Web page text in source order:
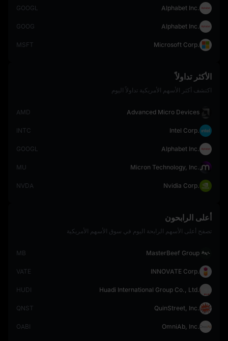
Alphabet Inc.
GOOGL
Alphabet Inc.
GOOG
Microsoft Corp.
MSFT
الأكثر تداولاً
اكتشف أكثر الأسهم الأمريكية تداولاً اليوم
Advanced Micro Devices
AMD
Intel Corp.
INTC
Alphabet Inc.
GOOGL
Micron Technology, Inc.
MU
Nvidia Corp.
NVDA
أعلى الرابحون
تصفح أعلى الأسهم الرابحة اليوم في سوق الأسهم الأمريكية
MasterBeef Group
MB
INNOVATE Corp.
VATE
Huadi International Group Co., Ltd.
HUDI
QuinStreet, Inc.
QNST
OmniAb, Inc.
OABI